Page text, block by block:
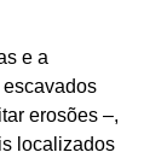
e a
erosões –,
localizados